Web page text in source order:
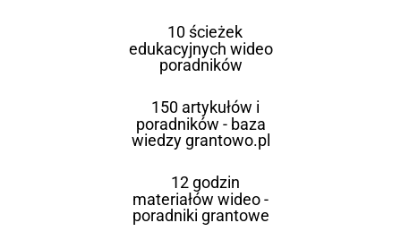
10 ścieżek
edukacyjnych wideo
poradników
150 artykułów i
poradników - baza
wiedzy grantowo.pl
12 godzin
materiałów wideo -
poradniki grantowe